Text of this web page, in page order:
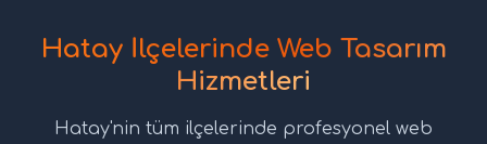
Hatay İlçelerinde Web Tasarım
Hizmetleri
Hatay'nin tüm ilçelerinde profesyonel web